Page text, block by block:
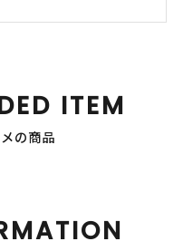
ITEM
の商品